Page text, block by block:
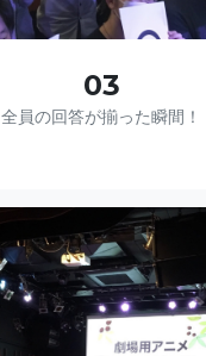
03
全員の回答が揃った瞬間！